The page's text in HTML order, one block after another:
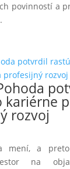
povinností a
kariérne
rozvoj
mení, a preto
na